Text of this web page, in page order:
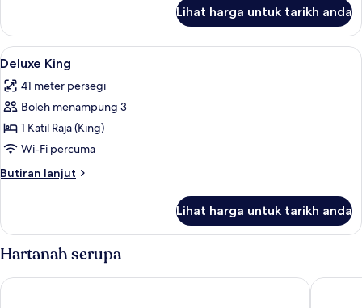
Lihat harga untuk tarikh anda
Lihat
semua
foto
untuk
Deluxe
King
Peti besi dalam bilik, meja, langsir/
2
Deluxe King
41 meter persegi
Boleh menampung 3
1 Katil Raja (King)
Wi-Fi percuma
Butiran lanjut
Butiran
King
Lihat harga untuk tarikh anda
Hartanah serupa
Pelangi Beach Resort & Spa, Langkawi Aloft by